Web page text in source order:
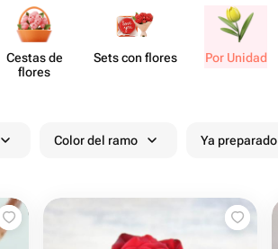
Cestas de
flores
Sets con flores Por Unidad
Color del ramo Ya preparado